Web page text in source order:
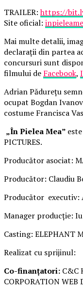
TRAILER:https://
Site oficial:
Mai multe detalii,
declarații din partea
concursuri sunt
filmului de Facebook,
Adrian Pădurețu
ocupat Bogdan
costume Francisca
„În Pielea Mea”
PICTURES.
Producător asociat:
Producător: Claudiu
Producător executiv:
Manager producție:
Casting: ELEPHANT
Realizat cu sprijinul:
Co-finanțatori: C&C
CORPORATION WEB